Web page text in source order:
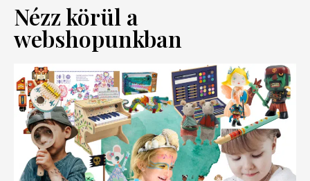
Nézz körül a
webshopunkban